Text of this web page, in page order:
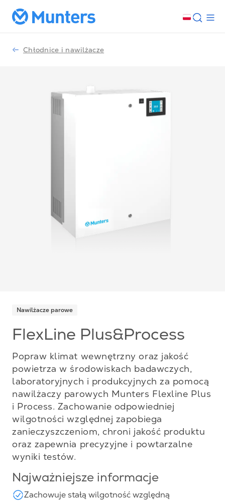
Chłodnice i nawilżacze
Nawilżacze parowe
FlexLine Plus&Process
Popraw klimat wewnętrzny oraz jakość
powietrza w środowiskach badawczych,
laboratoryjnych i produkcyjnych za pomocą
nawilżaczy parowych Munters Flexline Plus
i Process. Zachowanie odpowiedniej
wilgotności względnej zapobiega
zanieczyszczeniom, chroni jakość produktu
oraz zapewnia precyzyjne i powtarzalne
wyniki testów.
Najważniejsze informacje
Zachowuje stałą wilgotność względną